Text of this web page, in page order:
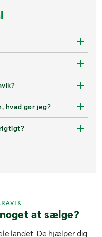
hvad gør jeg?
at sælge?
landet. De hjælper dig